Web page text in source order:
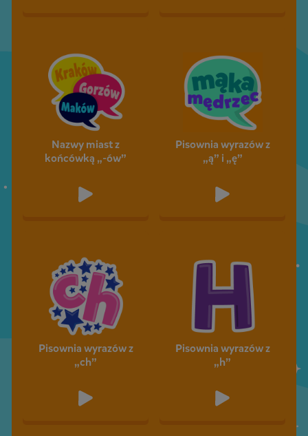
Nazwy miast z
końcówką „-ów”
Pisownia wyrazów z
„ą” i „ę”
Pisownia wyrazów z
„ch”
Pisownia wyrazów z
„h”